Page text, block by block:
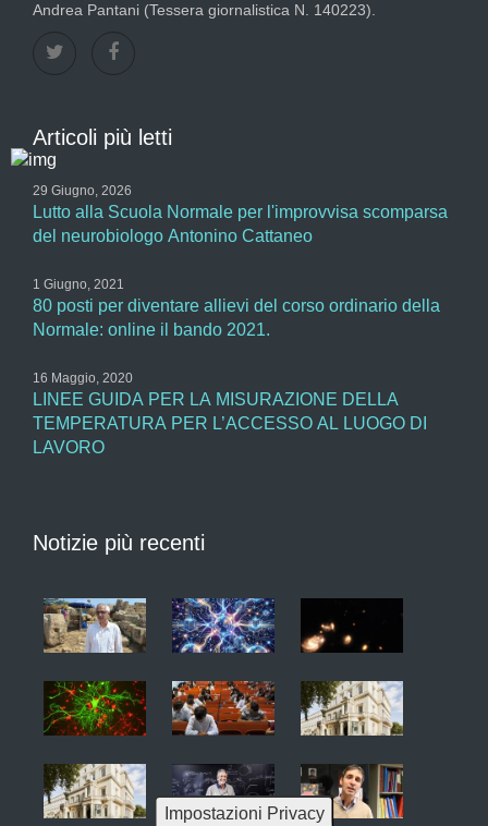
Andrea Pantani (Tessera giornalistica N. 140223).
Articoli più letti
29 Giugno, 2026
Lutto alla Scuola Normale per l'improvvisa scomparsa
del neurobiologo Antonino Cattaneo
1 Giugno, 2021
80 posti per diventare allievi del corso ordinario della
Normale: online il bando 2021.
16 Maggio, 2020
LINEE GUIDA PER LA MISURAZIONE DELLA
TEMPERATURA PER L’ACCESSO AL LUOGO DI
LAVORO
Notizie più recenti
Impostazioni Privacy